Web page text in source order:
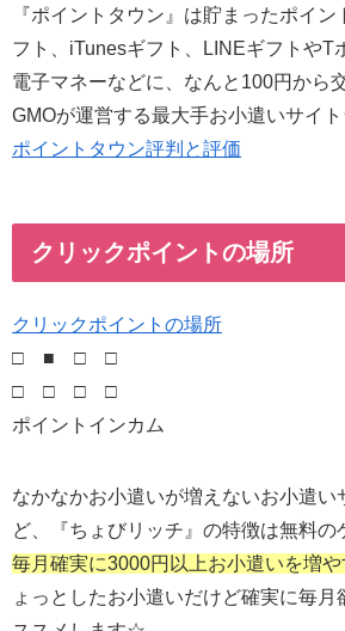
『ポイントタウン』は貯まったポイ
フト、iTunesギフト、LINEギフトやT
電子マネーなどに、なんと100円から
GMOが運営する最大手お小遣いサイ
ポイントタウン評判と評価
クリックポイントの場所
クリックポイントの場所
□ ■ □ □
□ □ □ □
ポイントインカム
なかなかお小遣いが増えないお小遣い
ど、『ちょびリッチ』の特徴は無料の
毎月確実に3000円以上お小遣いを増
ょっとしたお小遣いだけど確実に毎月